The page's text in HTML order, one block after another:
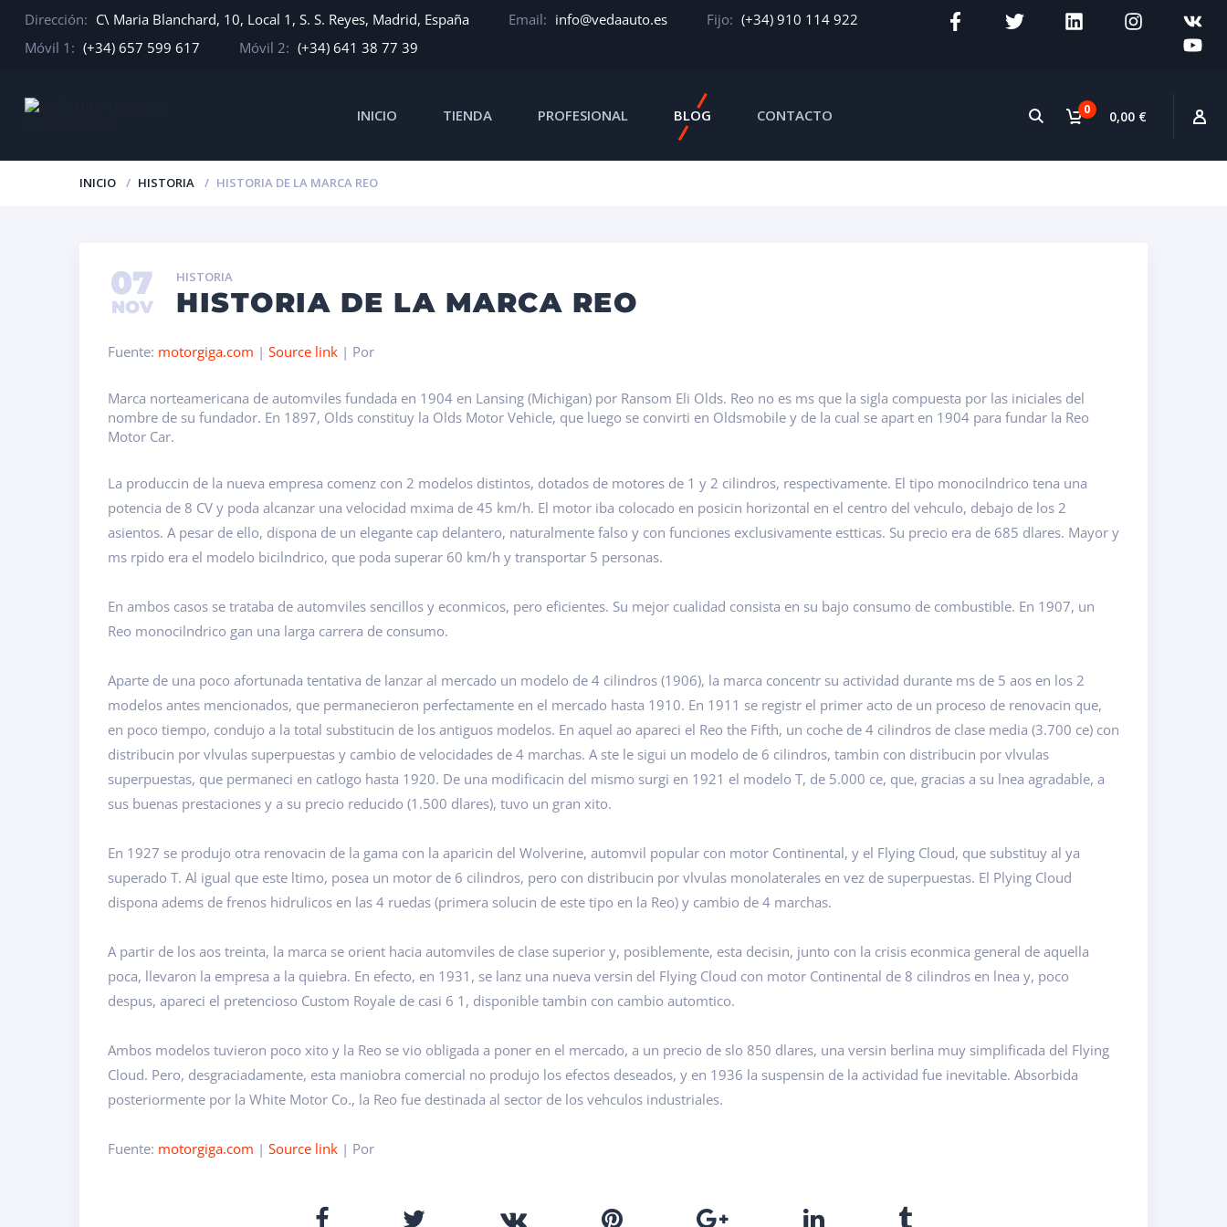
Dirección: C\ Maria Blanchard, 10, Local 1, S. S. Reyes, Madrid, España Email: info@vedaauto.es Fijo: (+34) 910 114 922
Móvil 1: (+34) 657 599 617 Móvil 2: (+34) 641 38 77 39
0 0,00 €
INICIO TIENDA PROFESIONAL BLOG CONTACTO
INICIO HISTORIA HISTORIA DE LA MARCA REO
HISTORIA
HISTORIA DE LA MARCA REO
07
NOV
Fuente: motorgiga.com | Source link | Por
Marca norteamericana de automviles fundada en 1904 en Lansing (Michigan) por Ransom Eli Olds. Reo no es ms que la sigla compuesta por las iniciales del
nombre de su fundador. En 1897, Olds constituy la Olds Motor Vehicle, que luego se convirti en Oldsmobile y de la cual se apart en 1904 para fundar la Reo
Motor Car.
La produccin de la nueva empresa comenz con 2 modelos distintos, dotados de motores de 1 y 2 cilindros, respectivamente. El tipo monocilndrico tena una
potencia de 8 CV y poda alcanzar una velocidad mxima de 45 km/h. El motor iba colocado en posicin horizontal en el centro del vehculo, debajo de los 2
asientos. A pesar de ello, dispona de un elegante cap delantero, naturalmente falso y con funciones exclusivamente estticas. Su precio era de 685 dlares. Mayor y
ms rpido era el modelo bicilndrico, que poda superar 60 km/h y transportar 5 personas.
En ambos casos se trataba de automviles sencillos y econmicos, pero eficientes. Su mejor cualidad consista en su bajo consumo de combustible. En 1907, un
Reo monocilndrico gan una larga carrera de consumo.
Aparte de una poco afortunada tentativa de lanzar al mercado un modelo de 4 cilindros (1906), la marca concentr su actividad durante ms de 5 aos en los 2
modelos antes mencionados, que permanecieron perfectamente en el mercado hasta 1910. En 1911 se registr el primer acto de un proceso de renovacin que,
en poco tiempo, condujo a la total substitucin de los antiguos modelos. En aquel ao apareci el Reo the Fifth, un coche de 4 cilindros de clase media (3.700 ce) con
distribucin por vlvulas superpuestas y cambio de velocidades de 4 marchas. A ste le sigui un modelo de 6 cilindros, tambin con distribucin por vlvulas
superpuestas, que permaneci en catlogo hasta 1920. De una modificacin del mismo surgi en 1921 el modelo T, de 5.000 ce, que, gracias a su lnea agradable, a
sus buenas prestaciones y a su precio reducido (1.500 dlares), tuvo un gran xito.
En 1927 se produjo otra renovacin de la gama con la aparicin del Wolverine, automvil popular con motor Continental, y el Flying Cloud, que substituy al ya
superado T. Al igual que este ltimo, posea un motor de 6 cilindros, pero con distribucin por vlvulas monolaterales en vez de superpuestas. El Plying Cloud
dispona adems de frenos hidrulicos en las 4 ruedas (primera solucin de este tipo en la Reo) y cambio de 4 marchas.
A partir de los aos treinta, la marca se orient hacia automviles de clase superior y, posiblemente, esta decisin, junto con la crisis econmica general de aquella
poca, llevaron la empresa a la quiebra. En efecto, en 1931, se lanz una nueva versin del Flying Cloud con motor Continental de 8 cilindros en lnea y, poco
despus, apareci el pretencioso Custom Royale de casi 6 1, disponible tambin con cambio automtico.
Ambos modelos tuvieron poco xito y la Reo se vio obligada a poner en el mercado, a un precio de slo 850 dlares, una versin berlina muy simplificada del Flying
Cloud. Pero, desgraciadamente, esta maniobra comercial no produjo los efectos deseados, y en 1936 la suspensin de la actividad fue inevitable. Absorbida
posteriormente por la White Motor Co., la Reo fue destinada al sector de los vehculos industriales.
Fuente: motorgiga.com | Source link | Por